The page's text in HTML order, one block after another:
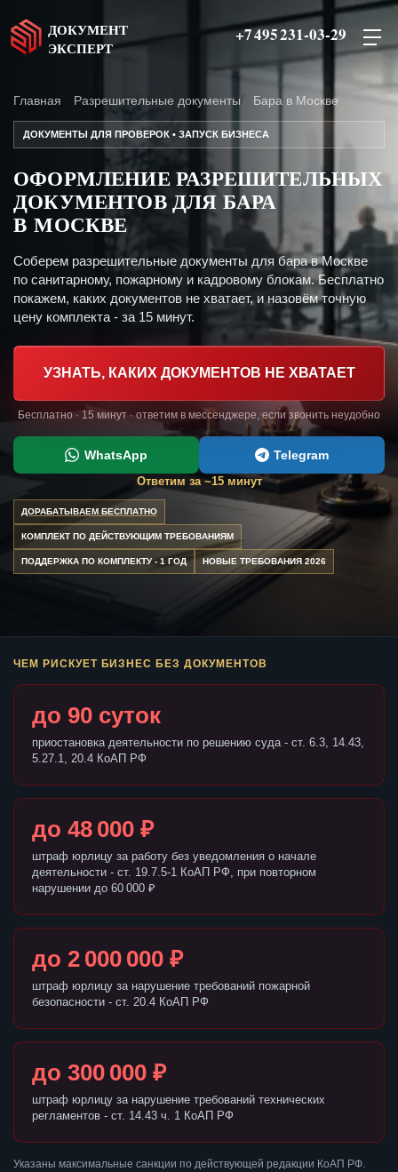
ДОКУМЕНТ
ЭКСПЕРТ
+7 495 231-03-29
Главная Разрешительные документы Бара в Москве
ДОКУМЕНТЫ ДЛЯ ПРОВЕРОК • ЗАПУСК БИЗНЕСА
ОФОРМЛЕНИЕ РАЗРЕШИТЕЛЬНЫХ
ДОКУМЕНТОВ ДЛЯ БАРА
В МОСКВЕ
Соберем разрешительные документы для бара в Москве
по санитарному, пожарному и кадровому блокам. Бесплатно
покажем, каких документов не хватает, и назовём точную
цену комплекта - за 15 минут.
УЗНАТЬ, КАКИХ ДОКУМЕНТОВ НЕ ХВАТАЕТ
Бесплатно · 15 минут · ответим в мессенджере, если звонить неудобно
WhatsApp Telegram
Ответим за ~15 минут
ДОРАБАТЫВАЕМ БЕСПЛАТНО
КОМПЛЕКТ ПО ДЕЙСТВУЮЩИМ ТРЕБОВАНИЯМ
ПОДДЕРЖКА ПО КОМПЛЕКТУ - 1 ГОД НОВЫЕ ТРЕБОВАНИЯ 2026
ЧЕМ РИСКУЕТ БИЗНЕС БЕЗ ДОКУМЕНТОВ
до 90 суток
приостановка деятельности по решению суда - ст. 6.3, 14.43,
5.27.1, 20.4 КоАП РФ
до 48 000 ₽
штраф юрлицу за работу без уведомления о начале
деятельности - ст. 19.7.5-1 КоАП РФ, при повторном
нарушении до 60 000 ₽
до 2 000 000 ₽
штраф юрлицу за нарушение требований пожарной
безопасности - ст. 20.4 КоАП РФ
до 300 000 ₽
штраф юрлицу за нарушение требований технических
регламентов - ст. 14.43 ч. 1 КоАП РФ
Указаны максимальные санкции по действующей редакции КоАП РФ.